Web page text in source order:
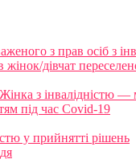
з прав осіб з
дівчат
з інвалідністю —
під час Covid-19
у прийнятті рішень